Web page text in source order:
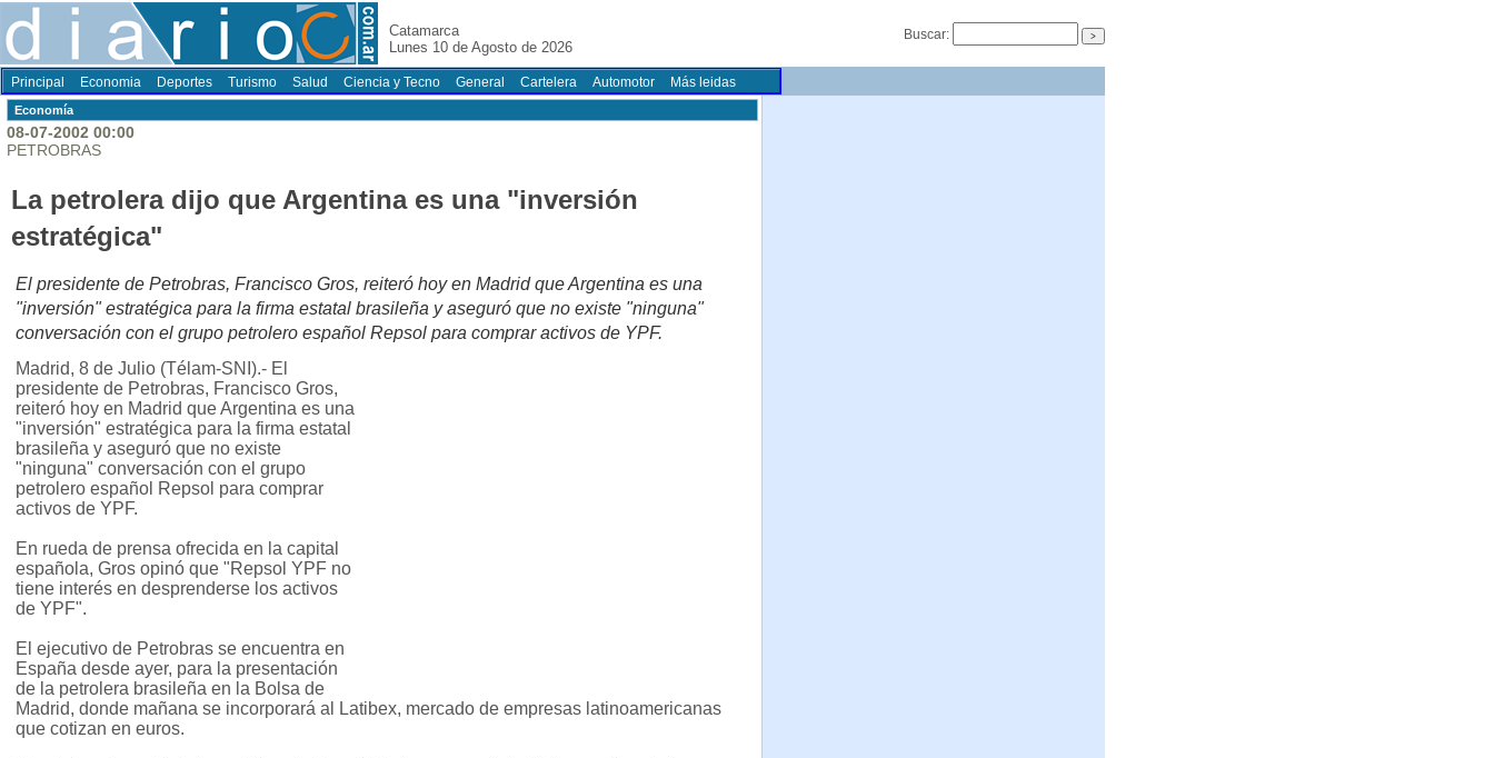
Catamarca
Lunes 10 de Agosto de 2026
Buscar:
Principal Economia Deportes Turismo Salud Ciencia y Tecno General Cartelera Automotor Más leidas
Economí­a
08-07-2002 00:00
PETROBRAS
La petrolera dijo que Argentina es una "inversión
estratégica"
El presidente de Petrobras, Francisco Gros, reiteró hoy en Madrid que Argentina es una
"inversión" estratégica para la firma estatal brasileña y aseguró que no existe "ninguna"
conversación con el grupo petrolero español Repsol para comprar activos de YPF.
Madrid, 8 de Julio (Télam-SNI).- El
presidente de Petrobras, Francisco Gros,
reiteró hoy en Madrid que Argentina es una
"inversión" estratégica para la firma estatal
brasileña y aseguró que no existe
"ninguna" conversación con el grupo
petrolero español Repsol para comprar
activos de YPF.
En rueda de prensa ofrecida en la capital
española, Gros opinó que "Repsol YPF no
tiene interés en desprenderse los activos
de YPF".
El ejecutivo de Petrobras se encuentra en
España desde ayer, para la presentación
de la petrolera brasileña en la Bolsa de
Madrid, donde mañana se incorporará al Latibex, mercado de empresas latinoamericanas
que cotizan en euros.